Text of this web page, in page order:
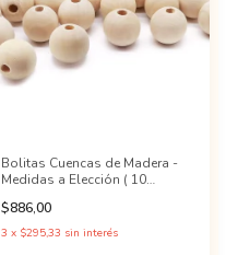
Bolitas Cuencas de Madera -
Medidas a Elección ( 10
$886,00
3 x $295,33 sin interés